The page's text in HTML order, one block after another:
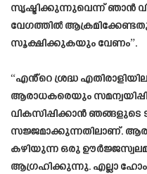
സൃഷ്ടിക്കുന്നുവെന്ന് ഞാൻ
വേഗത്തിൽ
സൂക്ഷിക്കുകയും വേണം”.
“എൻ്റെ ശ്രദ്ധ
ആരാധകരെയും
വികസിപ്പിക്കാൻ ഞങ്ങളുടെ
സജ്ജമാക്കുന്നതിലാണ്.
കഴിയുന്ന ഒരു
ആഗ്രഹിക്കുന്നു. എല്ലാ